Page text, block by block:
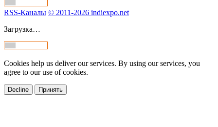
RSS-Каналы © 2011-2026 indiexpo.net
Загрузка…
Cookies help us deliver our services. By using our services, you
agree to our use of cookies.
Decline Принять